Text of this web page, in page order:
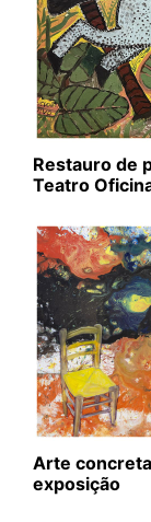
Restauro de
Teatro
Arte
exposição